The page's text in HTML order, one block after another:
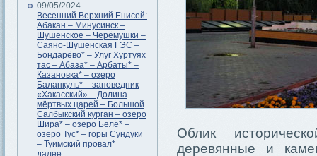
09/05/2024
Весенний Верхний Енисей:
Абакан – Минусинск –
Шушенское – Черёмушки –
Саяно-Шушенская ГЭС –
Бондарёво* – Улуг Хуртуях
тас – Абаза* – Арбаты* –
Казановка* – озеро
Баланкуль* – заповедник
«Хакасский» – Долина
мёртвых царей – Большой
Салбыкский курган – озеро
Шира* – озеро Белё* –
озеро Тус* – горы Сундуки
– Туимский провал*
далее...
Облик
деревянные и